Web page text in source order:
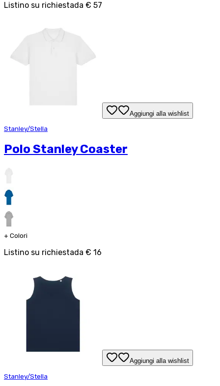
Listino su richiestada € 57
Aggiungi alla wishlist
Stanley/Stella
Polo Stanley Coaster
+ Colori
Listino su richiestada € 16
Aggiungi alla wishlist
Stanley/Stella